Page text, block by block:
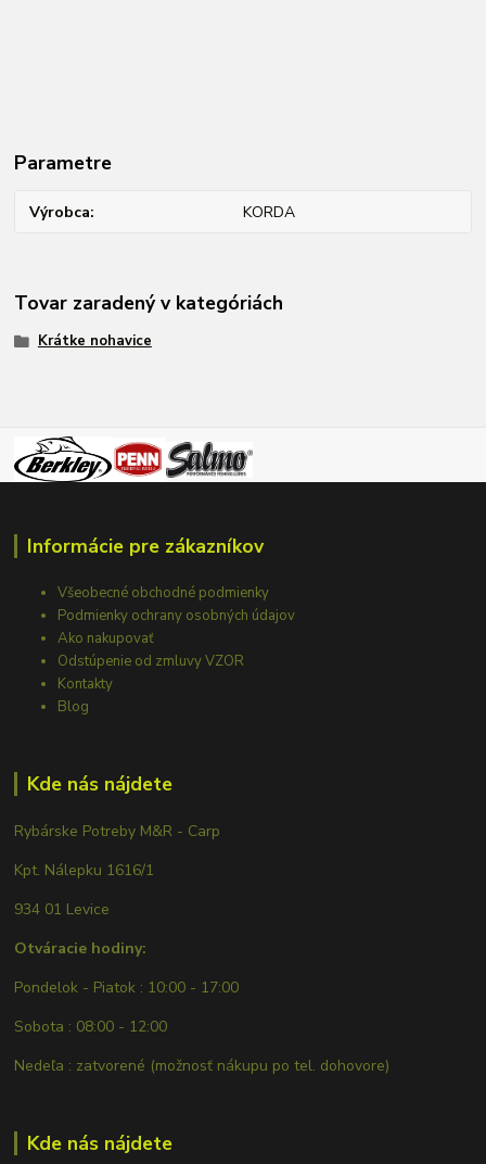
Parametre
Výrobca KORDA
Tovar zaradený v kategóriách
Krátke nohavice
Informácie pre zákazníkov
Všeobecné obchodné podmienky
Podmienky ochrany osobných údajov
Ako nakupovať
Odstúpenie od zmluvy VZOR
Kontakty
Blog
Kde nás nájdete
Rybárske Potreby M&R - Carp
Kpt. Nálepku 1616/1
934 01 Levice
Otváracie hodiny:
Pondelok - Piatok : 10:00 - 17:00
Sobota : 08:00 - 12:00
Nedeľa : zatvorené (možnosť nákupu po tel. dohovore)
Kde nás nájdete